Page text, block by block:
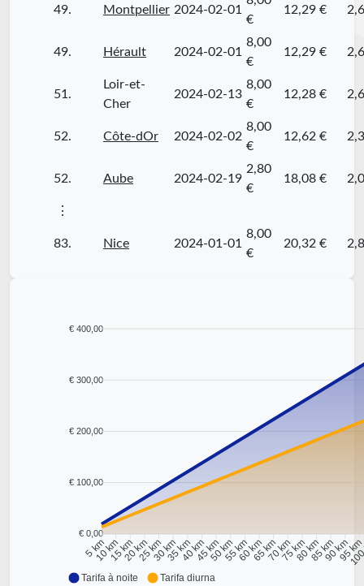
49. Montpellier 2024-02-01
€
12,29 €
49. Hérault 2024-02-01
8,00
€
12,29 €
51.
Loir-et-
Cher
2024-02-13
8,00
€
12,28 €
52. Côte-dOr 2024-02-02
8,00
€
12,62 €
52. Aube 2024-02-19
2,80
€
18,08 €
⋮
83. Nice 2024-01-01
8,00
€
20,32 €
€ 400,00
€ 300,00
€ 200,00
€ 100,00
€ 0,00
5 km
10 km15 km20 km25 km30 km35 km40 km45 km50 km55 km60 km65 km70 km75 km80 km85 km90 km95 km
Tarifa à noite Tarifa diurna